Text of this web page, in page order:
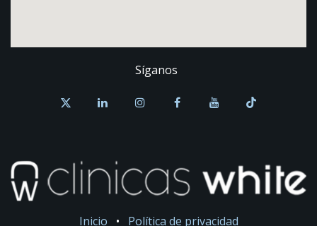
Síganos
Inicio • Política de privacidad